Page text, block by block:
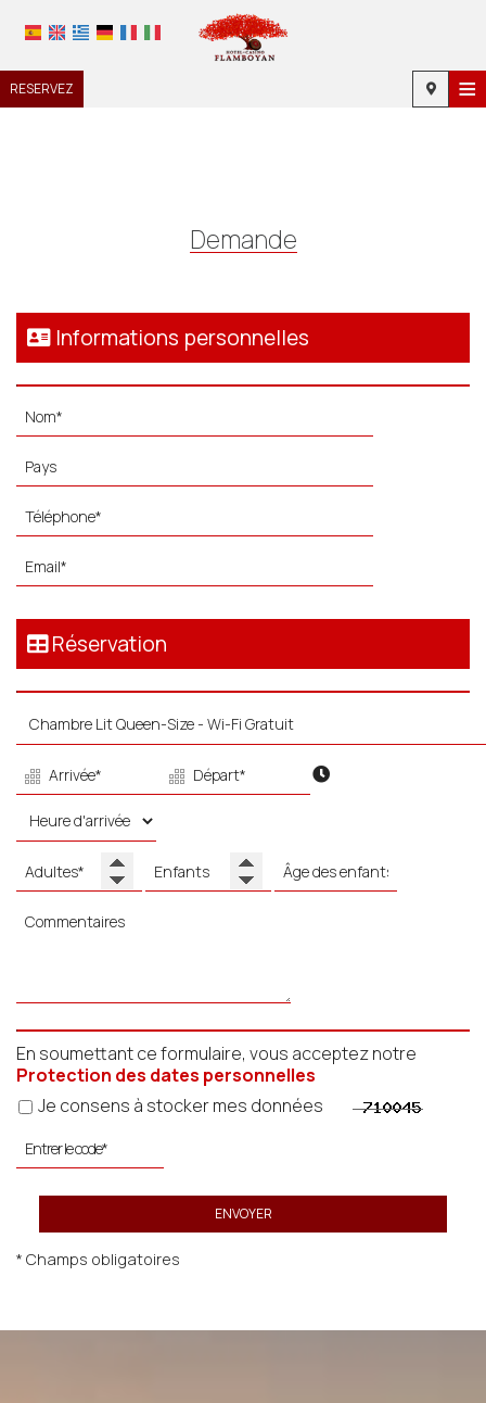
≡
RESERVEZ
GALERIE DE PHOTOS
DEMANDE
Demande
Informations personnelles
Réservation
En soumettant ce formulaire, vous acceptez notre
Protection des dates personnelles
Je consens à stocker mes données
ENVOYER
* Champs obligatoires